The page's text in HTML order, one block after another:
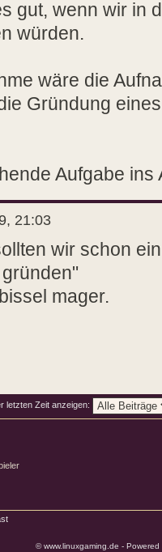
gut, wenn wir in
würden.
wäre die
Gründung
Aufgabe
21:03
wir schon
mager.
letzten Zeit anzeigen:
© www.linuxgaming.de -